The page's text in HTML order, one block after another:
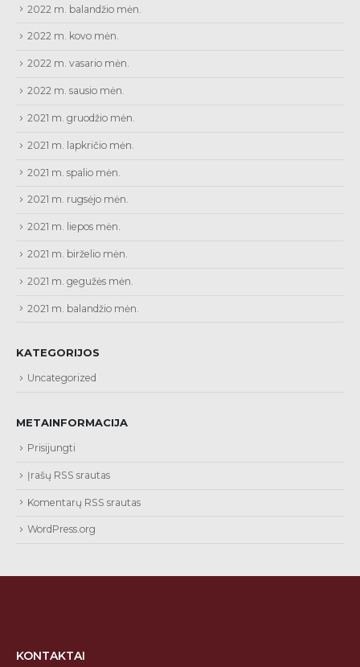
2022 m. balandžio mėn.
2022 m. kovo mėn.
2022 m. vasario mėn.
2022 m. sausio mėn.
2021 m. gruodžio mėn.
2021 m. lapkričio mėn.
2021 m. spalio mėn.
2021 m. rugsėjo mėn.
2021 m. liepos mėn.
2021 m. birželio mėn.
2021 m. gegužės mėn.
2021 m. balandžio mėn.
KATEGORIJOS
Uncategorized
METAINFORMACIJA
Prisijungti
Įrašų RSS srautas
Komentarų RSS srautas
WordPress.org
KONTAKTAI